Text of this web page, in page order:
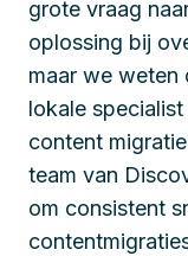
grote vraag
oplossing bij
maar we weten
lokale
content
team van
om consistent